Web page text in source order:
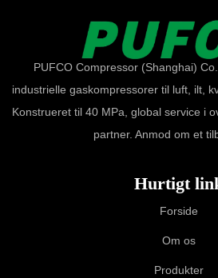
PUFCO Compressor (Shanghai)
industrielle gaskompressorer til luft, ilt,
Konstrueret til 40 MPa, global service i
partner. Anmod om et
Hurtigt
Forside
Om os
Produkter